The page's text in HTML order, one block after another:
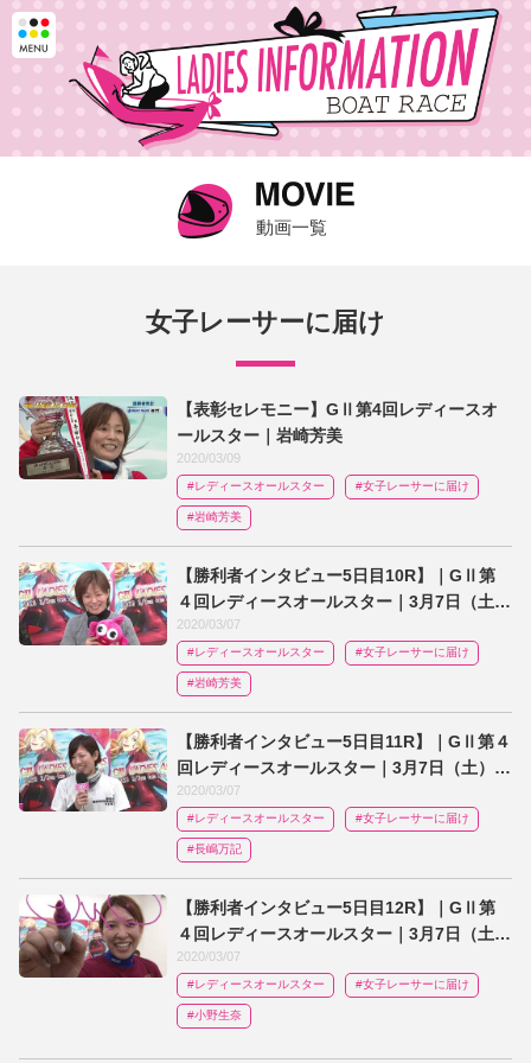
動画一覧
女子レーサーに届け
【表彰セレモニー】GⅡ第4回レディースオ
ールスター｜岩崎芳美
2020/03/09
#レディースオールスター​ #女子レーサーに届け
#岩崎芳美
【勝利者インタビュー5日目10R】｜GⅡ第
４回レディースオールスター｜3月7日（土）
｜ボートレース｜岩崎芳美
2020/03/07
#レディースオールスター​ #女子レーサーに届け
#岩崎芳美
【勝利者インタビュー5日目11R】｜GⅡ第４
回レディースオールスター｜3月7日（土）｜
ボートレース｜長嶋万記
2020/03/07
#レディースオールスター​ #女子レーサーに届け
#長嶋万記
【勝利者インタビュー5日目12R】｜GⅡ第
４回レディースオールスター｜3月7日（土）
｜ボートレース｜小野生奈
2020/03/07
#レディースオールスター​ #女子レーサーに届け
#小野生奈